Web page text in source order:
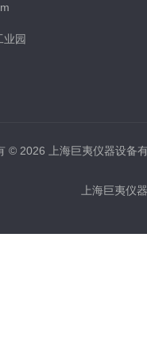
业园
© 2026 上海巨夷仪器设
上海巨夷仪